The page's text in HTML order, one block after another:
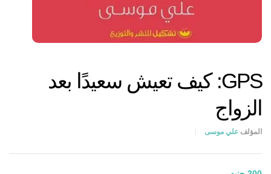
GPS: كيف تعيش سعيدًا بعد
الزواج
المؤلف علي موسى